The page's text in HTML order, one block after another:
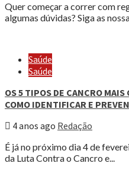
Quer começar a correr com
algumas dúvidas? Siga as
Saúde
Saúde
OS 5 TIPOS DE CANCRO
COMO IDENTIFICAR E
4 anos ago Redação
É já no próximo dia 4 de
da Luta Contra o Cancro e...